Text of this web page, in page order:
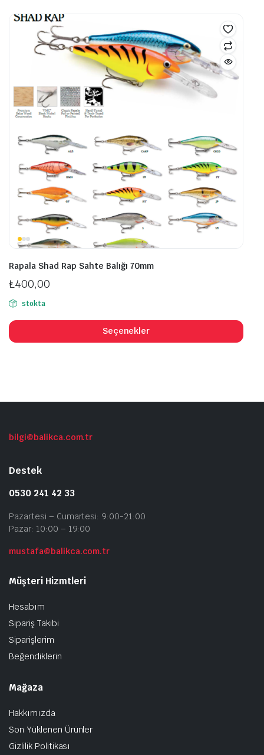
Rapala Shad Rap Sahte Balığı 70mm
₺400,00
stokta
Seçenekler
bilgi@balikca.com.tr
Destek
0530 241 42 33
Pazartesi – Cumartesi: 9:00-21:00
Pazar: 10:00 – 19:00
mustafa@balikca.com.tr
Müşteri Hizmtleri
Hesabım
Sipariş Takibi
Siparişlerim
Beğendiklerin
Mağaza
Hakkımızda
Son Yüklenen Ürünler
Gizlilik Politikası